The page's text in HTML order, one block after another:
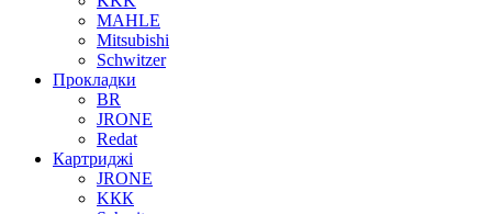
MAHLE
Mitsubishi
Schwitzer
Прокладки
BR
JRONE
Redat
Картриджі
JRONE
KКК